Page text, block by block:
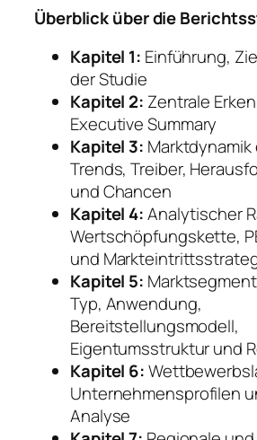
Überblick über die
Kapitel 1: Einführung,
der Studie
Kapitel 2: Zentrale
Executive Summary
Kapitel 3:
Trends, Treiber,
und Chancen
Kapitel 4:Analytischer
Wertschöpfungskette,
und
Kapitel 5:
Typ, Anwendung,
Bereitstellungsmodell,
Eigentumsstruktur und
Kapitel 6:
Unternehmensprofilen
Analyse